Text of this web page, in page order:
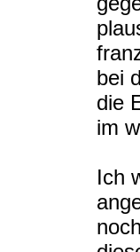
bei
die
im
Ich